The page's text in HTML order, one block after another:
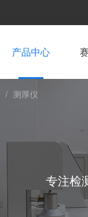
产品中心
/ 测厚仪
专注检